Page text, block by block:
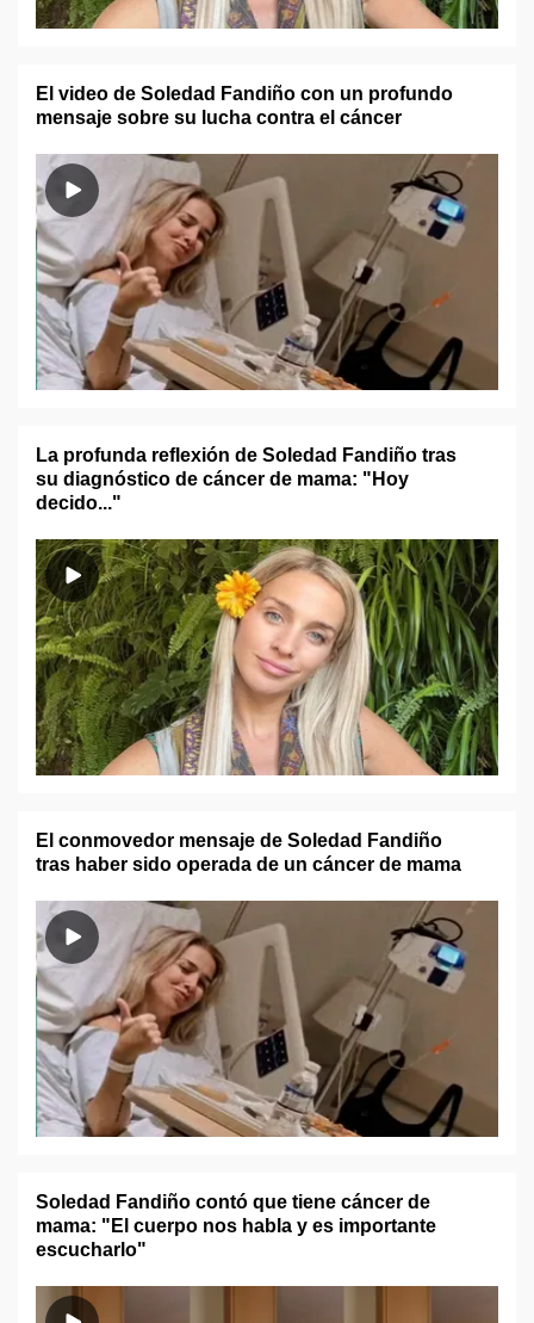
El video de Soledad Fandiño con un profundo
mensaje sobre su lucha contra el cáncer
La profunda reflexión de Soledad Fandiño tras
su diagnóstico de cáncer de mama: "Hoy
decido..."
El conmovedor mensaje de Soledad Fandiño
tras haber sido operada de un cáncer de mama
Soledad Fandiño contó que tiene cáncer de
mama: "El cuerpo nos habla y es importante
escucharlo"